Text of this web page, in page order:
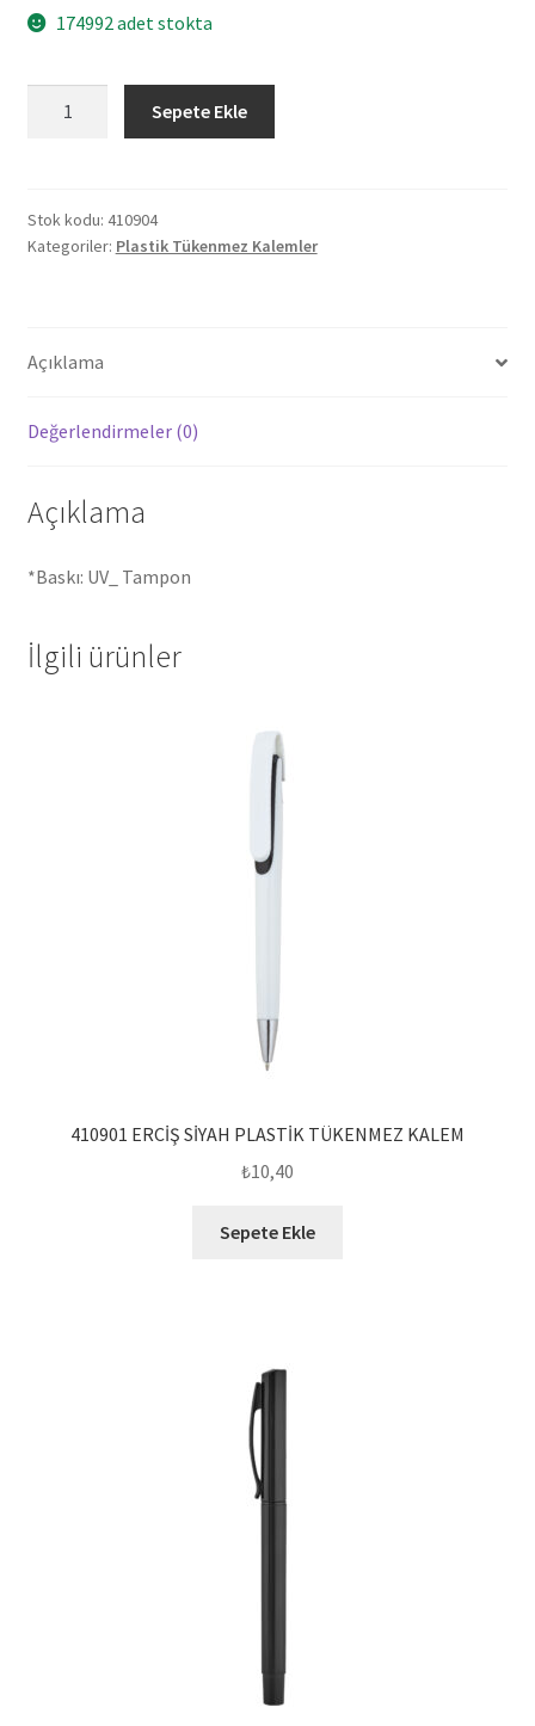
174992 adet stokta
TÜKENMEZ
KALEM
Sepete Ekle
Stok kodu: 410904
Kategoriler: Plastik Tükenmez Kalemler
Açıklama
Değerlendirmeler (0)
Açıklama
*Baskı: UV_ Tampon
İlgili ürünler
410901 ERCİŞ SİYAH PLASTİK TÜKENMEZ KALEM
₺10,40
Sepete Ekle